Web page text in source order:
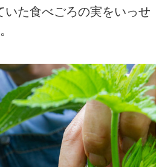
いた食べごろの実をいっせ